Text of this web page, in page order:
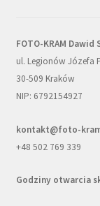
FOTO-KRAM Dawid
ul. Legionów Józefa
30-509 Kraków
NIP: 6792154927
kontakt@foto-
+48 502 769 339
Godziny otwarcia